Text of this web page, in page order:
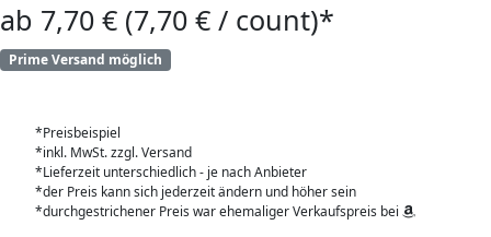
ab 7,70 € (7,70 € / count)*
Prime Versand möglich
*Preisbeispiel
*inkl. MwSt. zzgl. Versand
*Lieferzeit unterschiedlich - je nach Anbieter
*der Preis kann sich jederzeit ändern und höher sein
*durchgestrichener Preis war ehemaliger Verkaufspreis bei